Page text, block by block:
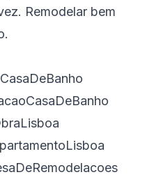
Remodelar bem